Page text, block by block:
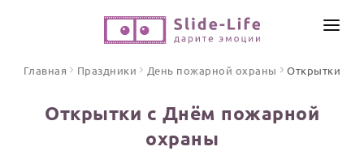
ИНСТРУМЕНТЫ
Главная Праздники День пожарной охраны Открытки
Открытки с Днём пожарной
охраны